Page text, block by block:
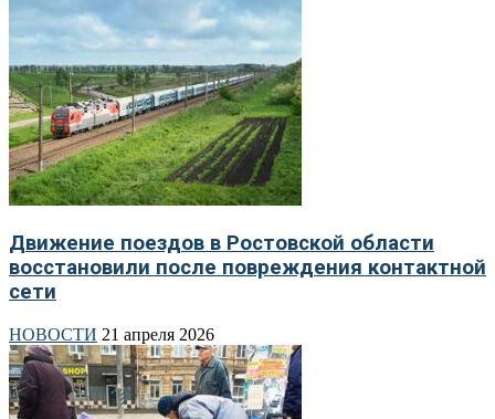
Движение поездов в Ростовской области
восстановили после повреждения контактной
сети
НОВОСТИ 21 апреля 2026